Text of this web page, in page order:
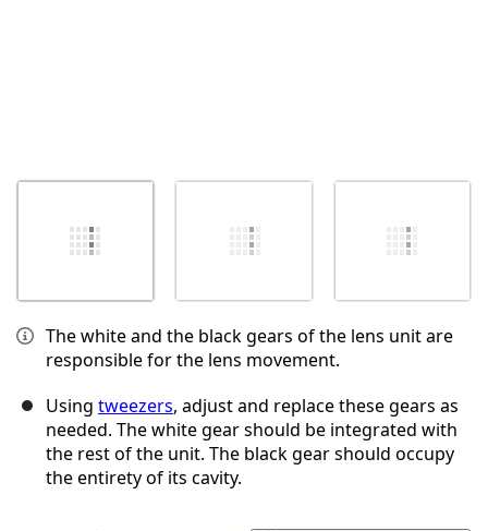
The white and the black gears of the lens unit are
responsible for the lens movement.
Using tweezers, adjust and replace these gears as
needed. The white gear should be integrated with
the rest of the unit. The black gear should occupy
the entirety of its cavity.